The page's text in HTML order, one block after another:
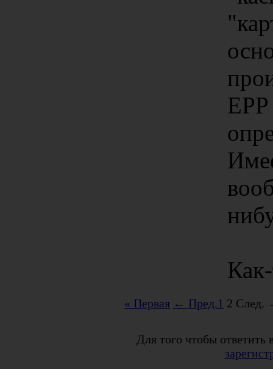
« Первая ← Пред.1 2 След.
Для того чтобы